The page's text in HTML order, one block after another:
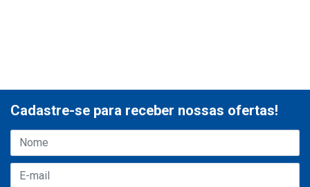
Cadastre-se para receber nossas ofertas!